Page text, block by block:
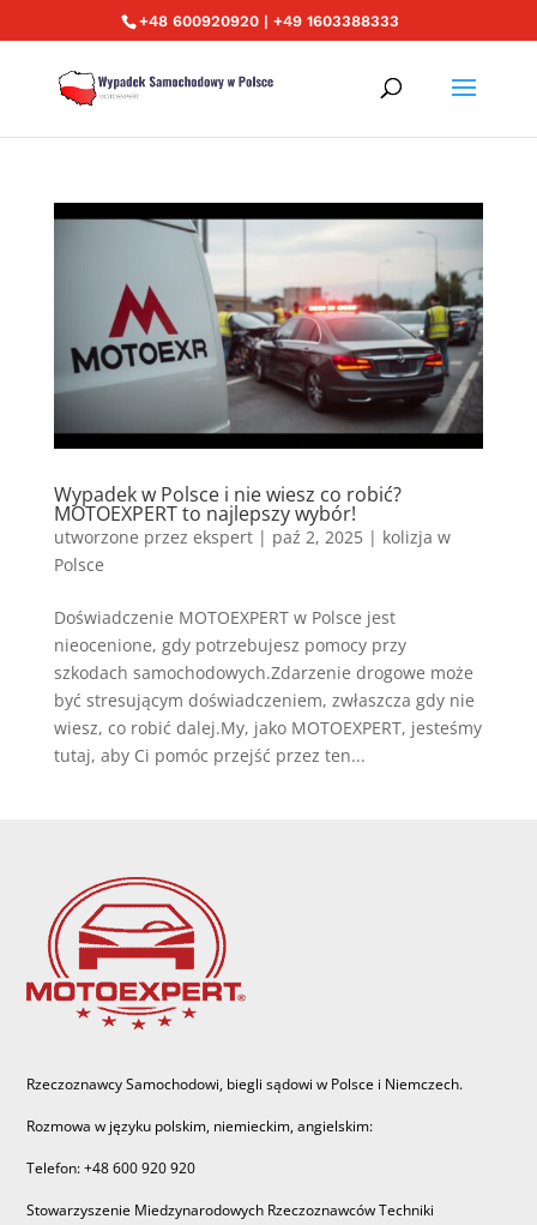
+48 600920920 | +49 1603388333
Wypadek w Polsce i nie wiesz co robić?
MOTOEXPERT to najlepszy wybór!
utworzone przez ekspert| paź 2, 2025| kolizja w
Polsce
Doświadczenie MOTOEXPERT w Polsce jest
nieocenione, gdy potrzebujesz pomocy przy
szkodach samochodowych.Zdarzenie drogowe może
być stresującym doświadczeniem, zwłaszcza gdy nie
wiesz, co robić dalej.My, jako MOTOEXPERT, jesteśmy
tutaj, aby Ci pomóc przejść przez ten...
Rzeczoznawcy Samochodowi, biegli sądowi w Polsce i Niemczech.
Rozmowa w języku polskim, niemieckim, angielskim:
Telefon: +48 600 920 920
Stowarzyszenie Miedzynarodowych Rzeczoznawców Techniki